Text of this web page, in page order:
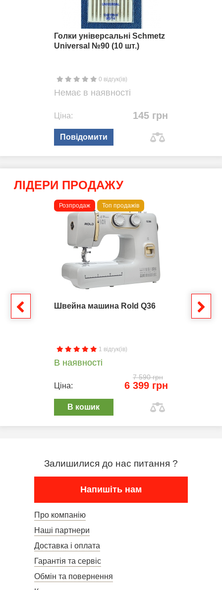
Голки універсальні Schmetz
Universal №90 (10 шт.)
0 відгук(ів)
Немає в наявності
Ціна: 145 грн
Повідомити
ЛІДЕРИ ПРОДАЖУ
Розпродаж Топ продажів
Швейна машина Rold Q36
1 відгук(ів)
В наявності
7 590 грн
Ціна: 6 399 грн
В кошик
Залишилися до нас питання ?
Напишіть нам
Про компанію
Наші партнери
Доставка і оплата
Гарантія та сервіс
Обмін та повернення